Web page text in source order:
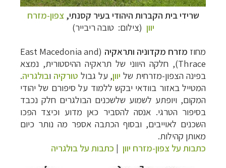
שרידי בית הקברות היהודי בעיר קסנתי,צפון-מזרח
יוון (צילום: טובה ריבייר)
מחוז מזרח מקדוניה ותראקיה (
East Macedonia and
Thrace), חלקה היווני של תראקיה ההיסטורית, נמצא
בפינה הצפון-מזרחית של יוון, על גבול טורקיה ובולגריה.
המטייל באזור בוודאי יבקש ללמוד על סיפורם של יהודי
המקום, ויופתע לשמוע שלשכנים הבולגרים חלק נכבד
בסיפור הטרגי. אנסה להסביר כאן מדוע וכיצד הפכו
השכנים לאוייבים, ובסוף הכתבה אספר מה נותר כיום
מאותן קהילות.
כתבות על צפון-מזרח יוון | כתבות על בולגריה